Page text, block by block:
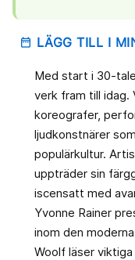
date_range LÄGG TILL I
Med start i 30-
verk fram till idag.
koreografer,
ljudkonstnärer
populärkultur.
uppträder sin
iscensatt med
Yvonne Rainer
inom den
Woolf läser